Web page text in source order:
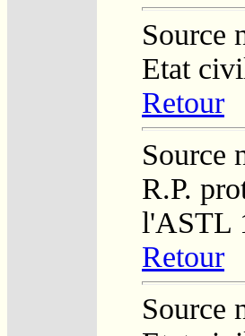
Source
Etat
Retour
Source
R.P.
l'ASTL
Retour
Source